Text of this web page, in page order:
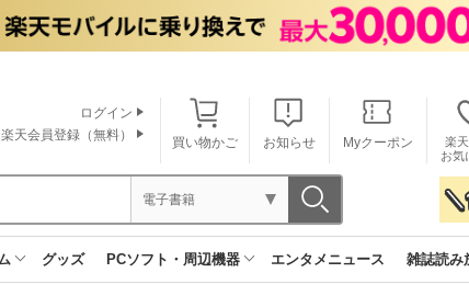
買い物かご お知らせ Myクーポン
楽
お気
ログイン
楽天会員登録（無料）
電子書籍
グッズ PCソフト・周辺機器 エンタメニュース 雑誌読み